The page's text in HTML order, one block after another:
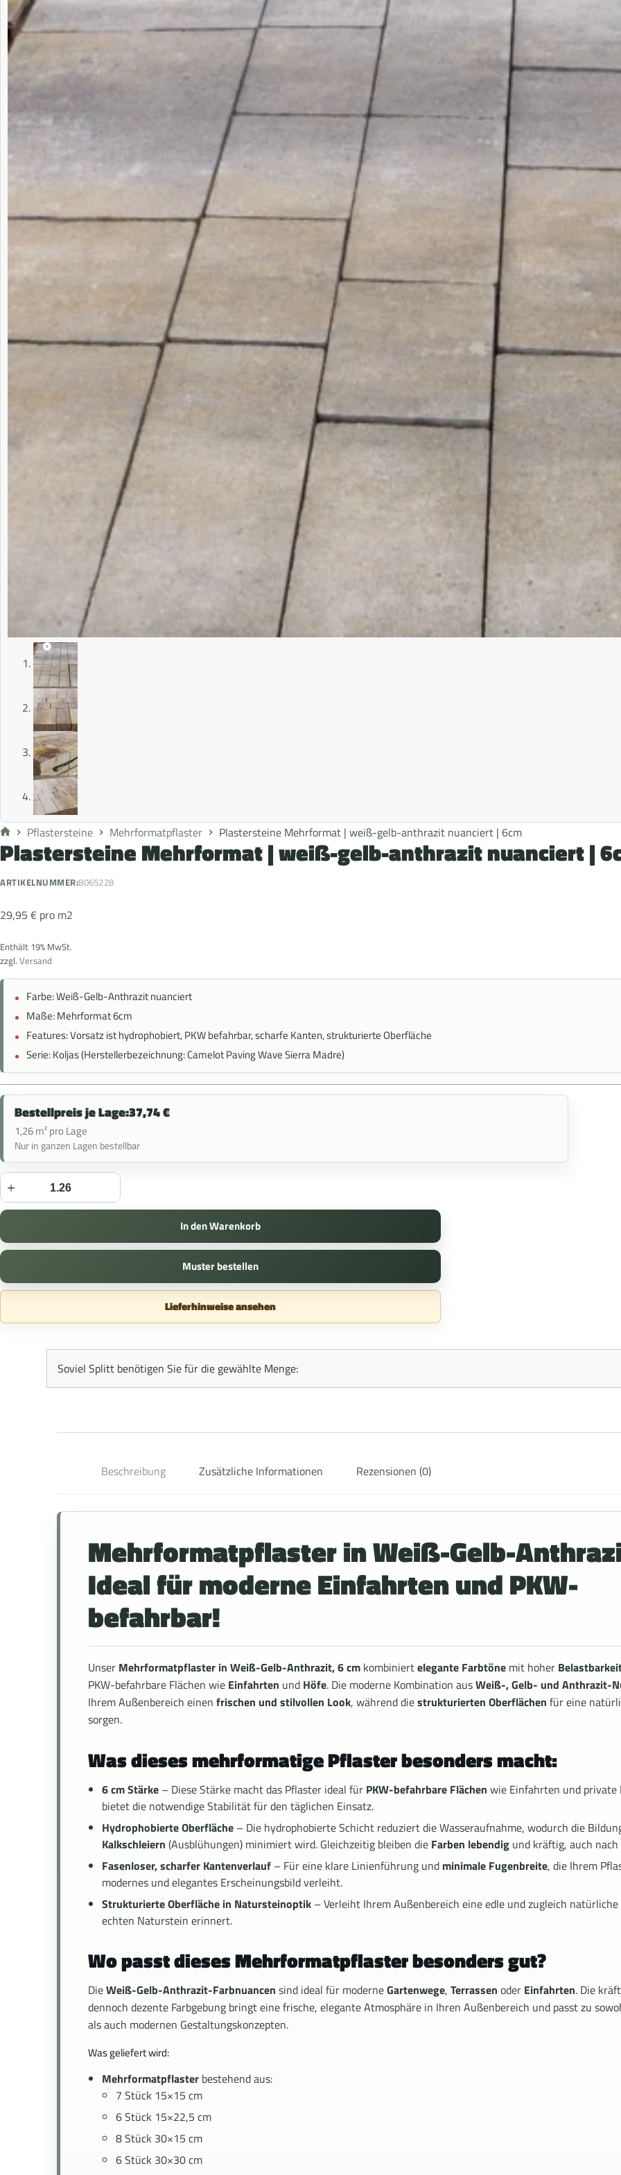
Pflastersteine Mehrformatpflaster Plastersteine Mehrformat | weiß-gelb-anthrazit nuanciert | 6cm
Plastersteine Mehrformat | weiß-gelb-anthrazit nuanciert |
ARTIKELNUMMER:8065228
29,95 € pro m2
Enthält 19% MwSt.
zzgl. Versand
Farbe:Weiß-Gelb-Anthrazit nuanciert
Maße: Mehrformat 6cm
Features: Vorsatz ist hydrophobiert, PKW befahrbar, scharfe Kanten, strukturierte Oberfläche
Serie: Koljas (Herstellerbezeichnung: Camelot Paving Wave Sierra Madre)
Bestellpreis je Lage:37,74€
1,26 m² pro Lage
Nur in ganzen Lagen bestellbar
In den Warenkorb
Muster bestellen
Lieferhinweise ansehen
Soviel Splitt benötigen Sie für die gewählte Menge:
Beschreibung Zusätzliche Informationen Rezensionen (0)
Mehrformatpflaster in Weiß-Gelb-
Ideal für moderne Einfahrten und PKW-
befahrbar!
Unser Mehrformatpflaster in Weiß-Gelb-Anthrazit, 6 cm kombiniertelegante Farbtöne mit hoher
PKW-befahrbare Flächen wie Einfahrten und Höfe. Die moderne Kombination ausWeiß-, Gelb- und Anthrazit-
Ihrem Außenbereich einen frischen und stilvollen Look, während diestrukturierten Oberflächen für eine
sorgen.
Was dieses mehrformatige Pflaster besonders macht:
6 cm Stärke – Diese Stärke macht das Pflaster ideal für PKW-befahrbare Flächen wie Einfahrten und private
bietet die notwendige Stabilität für den täglichen Einsatz.
Hydrophobierte Oberfläche – Die hydrophobierte Schicht reduziert die Wasseraufnahme, wodurch die
Kalkschleiern (Ausblühungen) minimiert wird. Gleichzeitig bleiben die Farben lebendig und kräftig, auch
Fasenloser, scharfer Kantenverlauf – Für eine klare Linienführung und minimale Fugenbreite, die Ihrem
modernes und elegantes Erscheinungsbild verleiht.
Strukturierte Oberfläche in Natursteinoptik – Verleiht Ihrem Außenbereich eine edle und zugleich
echten Naturstein erinnert.
Wo passt dieses Mehrformatpflaster besonders gut?
DieWeiß-Gelb-Anthrazit-Farbnuancen sind ideal für moderneGartenwege, Terrassen oder Einfahrten. Die
dennoch dezente Farbgebung bringt eine frische, elegante Atmosphäre in Ihren Außenbereich und passt zu
als auch modernen Gestaltungskonzepten.
Was geliefert wird:
Mehrformatpflaster bestehend aus:
7 Stück 15×15 cm
6 Stück 15×22,5 cm
8 Stück 30×15 cm
6 Stück 30×30 cm